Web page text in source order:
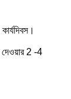
দেওয়ার 2 -4